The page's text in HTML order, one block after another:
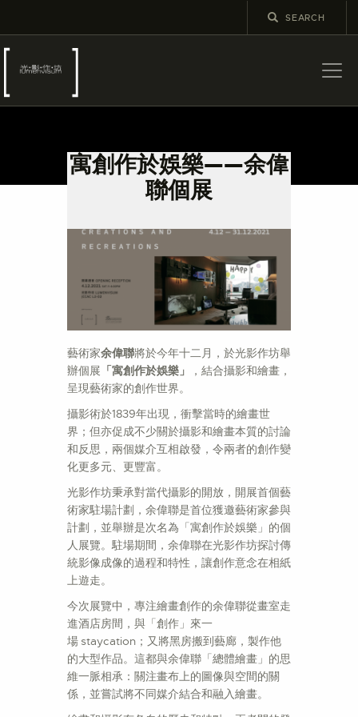
寓創作於娛樂——余偉
聯個展
最新消息
展覽
學校課程
出版
更多攝影資訊
藝術家余偉聯將於今年十二月，於光影作坊舉
辦個展 「寓創作於娛樂」
，結合攝影和繪畫，
呈現藝術家的創作世界。
攝影術於1839年出現，衝擊當時的繪畫世
界；但亦促成不少關於攝影和繪畫本質的討論
和反思，兩個媒介互相啟發，令兩者的創作變
化更多元、更豐富。
光影作坊秉承對當代攝影的開放，開展首個藝
術家駐場計劃，余偉聯是首位獲邀藝術家參與
計劃，並舉辦是次名為「寓創作於娛樂」的個
人展覽。駐場期間，余偉聯在光影作坊探討傳
統影像成像的過程和特性，讓創作意念在相紙
上遊走。
今次展覽中，專注繪畫創作的余偉聯從畫室走
進酒店房間，與「創作」來一
場 staycation；又將黑房搬到藝廊，製作他
的大型作品。這都與余偉聯「總體繪畫」的思
維一脈相承：關注畫布上的圖像與空間的關
係，並嘗試將不同媒介結合和融入繪畫。